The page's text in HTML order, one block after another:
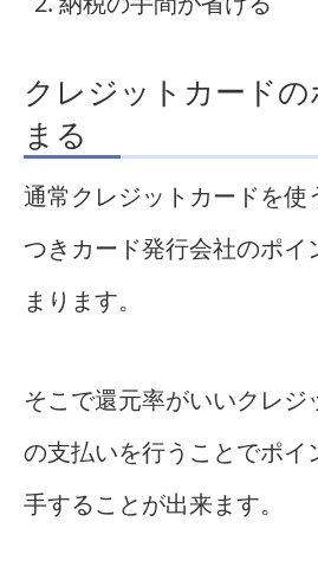
クレジットカード
まる
通常クレジットカードを使
つきカード発行会社のポイ
まります。
そこで還元率がいいクレジ
の支払いを行うことでポイ
手することが出来ます。